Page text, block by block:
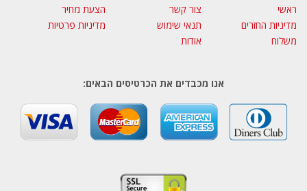
ראשי צור קשר
הצעת מחיר
מדיניות החזרים
תנאי שימוש
מדיניות פרטיות
משלוח
אודות
אנו מכבדים את הכרטיסים הבאים: